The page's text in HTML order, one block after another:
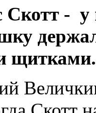
Скотт - у